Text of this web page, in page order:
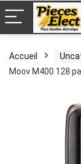
Accueil
Moov M400 128